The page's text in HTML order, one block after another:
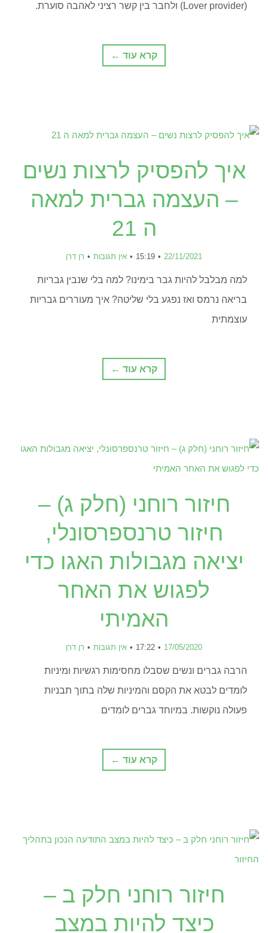
(Lover provider) ולחבר בין קשר רציני לאהבה סוערת.
קרא עוד ←
איך להפסיק לרצות נשים
– העצמה גברית למאה
ה 21
22/11/2021
15:19 אין תגובות רן דרן
למה מבלבל להיות גבר בימינו? למה בלי שנבין גבריות
בריאה נרמס ואז נפגע בלי שליטה? איך מעוררים גבריות
עוצמתית
קרא עוד ←
חיזור רוחני (חלק ג) –
חיזור טרנספרסונלי,
יציאה מגבולות האגו כדי
לפגוש את האחר
האמיתי
17/05/2020
17:22 אין תגובות רן דרן
הרבה גברים ונשים שסבלו מחסימות רגשיות ומיניות
לומדים לבטא את הקסם והמיניות שלה בתוך תבניות
פעולה נוקשות. במיוחד גברים לומדים
קרא עוד ←
חיזור רוחני חלק ב –
כיצד להיות במצב